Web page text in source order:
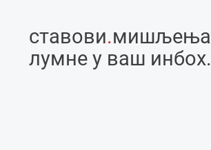
ставови.мишљења
лумне у ваш инбоx.